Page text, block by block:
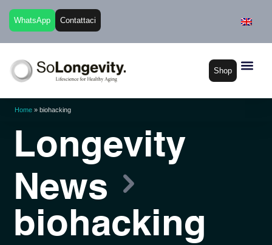
WhatsApp Contattaci
Shop
Home » biohacking
Longevity
News
biohacking